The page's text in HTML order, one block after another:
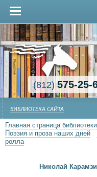
(812)575-25-
БИБЛИОТЕКА САЙТА
Главная страница библиотеки
Поэзия и проза наших дней
ролла
Николай